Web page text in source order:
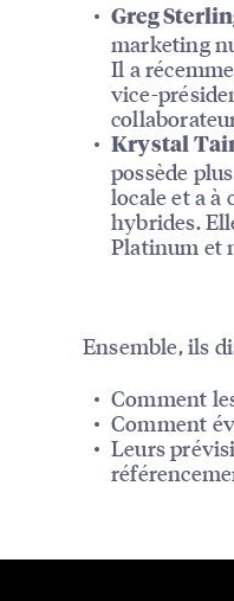
Greg
marketing
Il a
vice-
Krystal
possède
locale et a à
hybrides.
Platinum et
Ensemble, ils
Comment
Comment
Leurs